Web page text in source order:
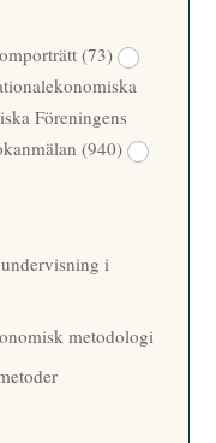
(73)
Föreningens
(940)
i
metodologi